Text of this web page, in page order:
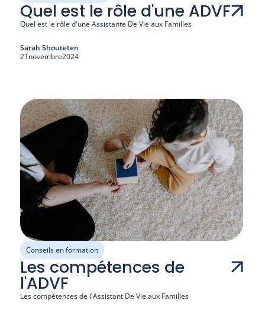
Quel est le rôle d'une ADVF
Quel est le rôle d'une Assistante De Vie aux Familles
Sarah Shouteten
21novembre2024
Conseils en formation
Les compétences de
l'ADVF
Les compétences de l'Assistant De Vie aux Familles